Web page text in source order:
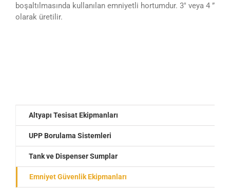
boşaltılmasında kullanılan emniyetli hortumdur. 3″ veya 4 ”
olarak üretilir.
Altyapı Tesisat Ekipmanları
UPP Borulama Sistemleri
Tank ve Dispenser Sumplar
Emniyet Güvenlik Ekipmanları